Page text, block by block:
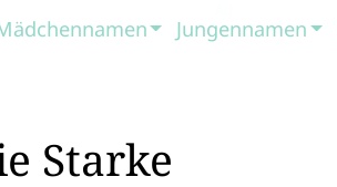
Jungennamen
Starke